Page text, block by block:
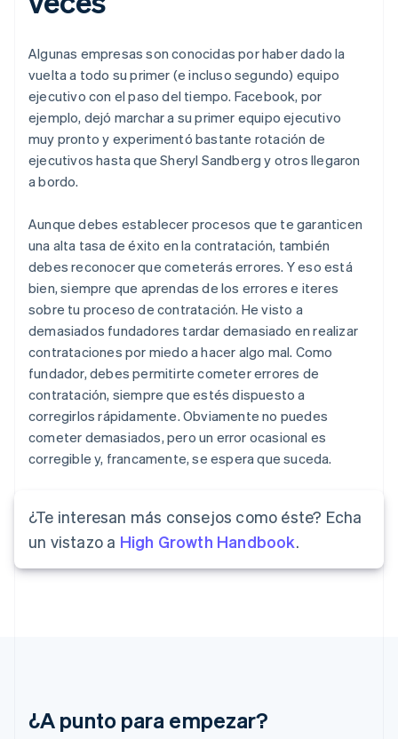
Algunas empresas son conocidas por haber dado la
vuelta a todo su primer (e incluso segundo) equipo
ejecutivo con el paso del tiempo. Facebook, por
ejemplo, dejó marchar a su primer equipo ejecutivo
muy pronto y experimentó bastante rotación de
ejecutivos hasta que Sheryl Sandberg y otros llegaron
a bordo.
Aunque debes establecer procesos que te garanticen
una alta tasa de éxito en la contratación, también
debes reconocer que cometerás errores. Y eso está
bien, siempre que aprendas de los errores e iteres
sobre tu proceso de contratación. He visto a
demasiados fundadores tardar demasiado en realizar
contrataciones por miedo a hacer algo mal. Como
fundador, debes permitirte cometer errores de
contratación, siempre que estés dispuesto a
corregirlos rápidamente. Obviamente no puedes
cometer demasiados, pero un error ocasional es
corregible y, francamente, se espera que suceda.
¿Te interesan más consejos como éste? Echa
un vistazo a High Growth Handbook.
¿A punto para empezar?
NederlandsFrançaisDeutschEnglish
Brasil
Português English
Bulgaria
English
Canadá
EnglishFrançais
China continental
Chipre
English
Croacia
EnglishItaliano
Dinamarca
English
Emiratos Árabes Unidos
English
Eslovaquia
English
Eslovenia
EnglishItaliano
España
Español English
Estados Unidos
English
Finlandia
Francia
India